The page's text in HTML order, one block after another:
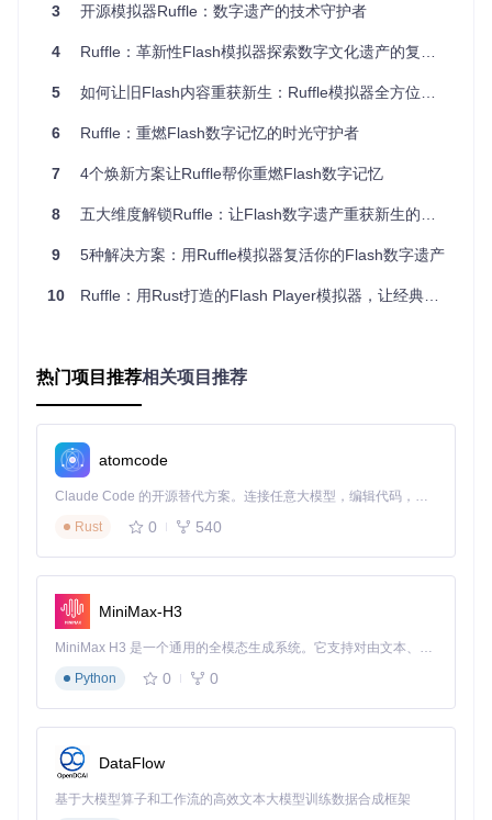
场景矩阵：四大应用维度
网页集成方案
通过浏览器扩展形式，Ruffle可自动识别网页中的Flash内容并
然邂逅历史网页内容，无需额外配置即可体验完整的互动效
代平台。
本地文件播放系统
决方案。用户可通过直观的文件选择界面或简单的拖放操作加
全屏显示），打造个性化的本地播放体验。
技术爱好者可通过源码编译定制Ruffle功能，以下命令可获取
项目并构建自定义版本：
# 克隆项目仓库
git clone
cd ruffle
# 使用Cargo构建发布版本
# 构建完成后可在target/release目录找到可执行文件
此方式允许调整渲染参数、扩展支持格式或添加特殊功能，为
特殊Flash内容创建专属运行环境。
h时代的数字文化遗产。
3 开源模拟器Ruffle：数字遗产的技术守护者
4 Ruffle：革新性Flash模拟器探索数字文化遗产的复兴之路
5 如何让旧Flash内容重获新生：Ruffle模拟器全方位使用指南
6 Ruffle：重燃Flash数字记忆的时光守护者
7 4个焕新方案让Ruffle帮你重燃Flash数字记忆
8 五大维度解锁Ruffle：让Flash数字遗产重获新生的全攻略
9 5种解决方案：用Ruffle模拟器复活你的Flash数字遗产
10 Ruffle：用Rust打造的Flash Player模拟器，让经典互动内容重获新生
热门项目推荐相关项目推荐
atomcode
Claude Code 的开源替代方案。连接任意大模型，编辑代码，运行命令，自动验证 — 全自动执行。用 Rust 构建，极致性能。 ｜ An open-source alternative to Claude Code. Connect any LLM, edit code, run commands, and verify changes — autonomously. Built in Rust for speed. Get Started
Rust
0 540
MiniMax-H3
MiniMax H3 是一个通用的全模态生成系统。它支持对由文本、图像、视频和音频组成的多模态上下文进行统一理解，并能生成分辨率高达 2K、时长可达 15 秒的带原生立体声音频的视频。得益于面向任务泛化的系统设计，H3 在预训练阶段就已具备广泛的多模态上下文理解与生成能力，能够出色地执行复杂的多模态指令。
Python
0 0
DataFlow
基于大模型算子和工作流的高效文本大模型训练数据合成框架